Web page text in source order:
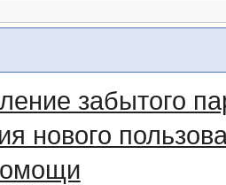
забытого
нового